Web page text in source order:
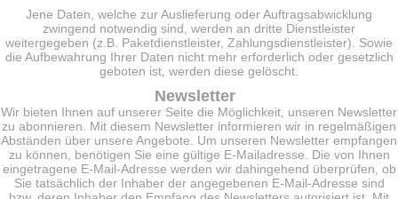
Jene Daten, welche zur Auslieferung oder Auftragsabwicklung
zwingend notwendig sind, werden an dritte Dienstleister
weitergegeben (z.B. Paketdienstleister, Zahlungsdienstleister). Sowie
die Aufbewahrung Ihrer Daten nicht mehr erforderlich oder gesetzlich
geboten ist, werden diese gelöscht.
Newsletter
Wir bieten Ihnen auf unserer Seite die Möglichkeit, unseren Newsletter
zu abonnieren. Mit diesem Newsletter informieren wir in regelmäßigen
Abständen über unsere Angebote. Um unseren Newsletter empfangen
zu können, benötigen Sie eine gültige E-Mailadresse. Die von Ihnen
eingetragene E-Mail-Adresse werden wir dahingehend überprüfen, ob
Sie tatsächlich der Inhaber der angegebenen E-Mail-Adresse sind